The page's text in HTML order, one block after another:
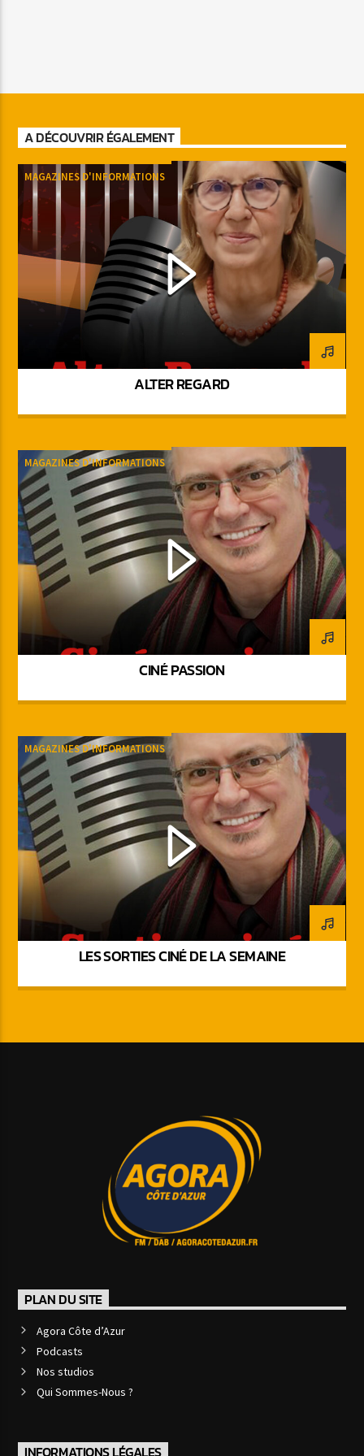
A DÉCOUVRIR ÉGALEMENT
MAGAZINES D'INFORMATIONS
ALTER REGARD
MAGAZINES D'INFORMATIONS
CINÉ PASSION
MAGAZINES D'INFORMATIONS
LES SORTIES CINÉ DE LA SEMAINE
PLAN DU SITE
Agora Côte d’Azur
Podcasts
Nos studios
Qui Sommes-Nous ?
INFORMATIONS LÉGALES